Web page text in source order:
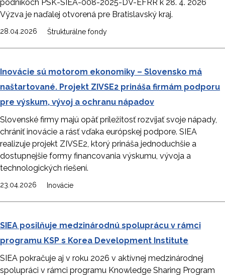
podnikoch PSK-SIEA-008-2025-DV-EFRR k 28. 4. 2026
Výzva je naďalej otvorená pre Bratislavský kraj.
28.04.2026 Štrukturálne fondy
Inovácie sú motorom ekonomiky – Slovensko má
naštartované. Projekt ZIVSE2 prináša firmám podporu
pre výskum, vývoj a ochranu nápadov
Slovenské firmy majú opäť príležitosť rozvíjať svoje nápady,
chrániť inovácie a rásť vďaka európskej podpore. SIEA
realizuje projekt ZIVSE2, ktorý prináša jednoduchšie a
dostupnejšie formy financovania výskumu, vývoja a
technologických riešení.
23.04.2026 Inovácie
SIEA posilňuje medzinárodnú spoluprácu v rámci
programu KSP s Korea Development Institute
SIEA pokračuje aj v roku 2026 v aktívnej medzinárodnej
spolupráci v rámci programu Knowledge Sharing Program